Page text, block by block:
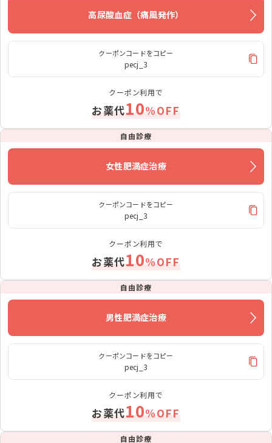
高尿酸血症（痛風発作）
クーポンコードをコピー
pecj_3
クーポン利用で
お薬代10%OFF
自由診療
女性肥満症治療
クーポンコードをコピー
pecj_3
クーポン利用で
お薬代10%OFF
自由診療
男性肥満症治療
クーポンコードをコピー
pecj_3
クーポン利用で
お薬代10%OFF
自由診療